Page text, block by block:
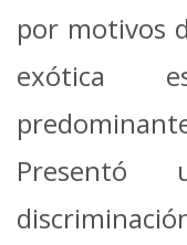
por motivos
exótica
Presentó